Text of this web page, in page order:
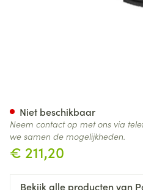
€ 211,20
Niet beschikbaar
Neem contact op met ons via
we samen de mogelijkheden.
Bekijk alle producten van